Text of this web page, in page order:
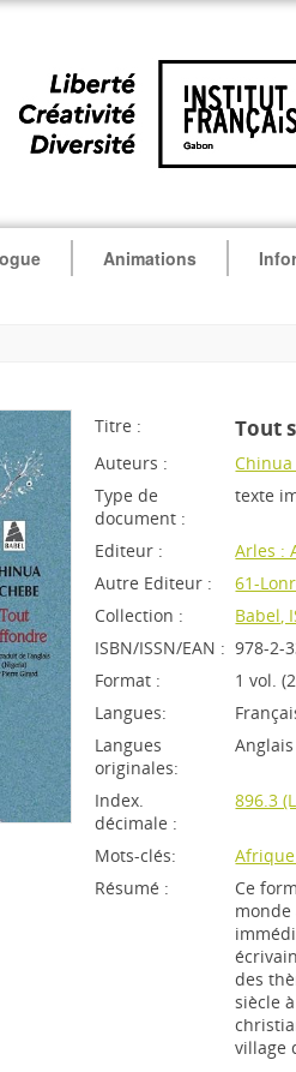
Animations
Titre : Tout
Auteurs :
Type de
document :
texte
Editeur : Arles :
Autre Editeur :
61-
Collection :
Babel,
ISBN/ISSN/EAN : 978-2-
Format :
1 vol.
Langues:
Langues
originales:
Anglais
Index.
décimale :
896.3
Mots-clés:
Résumé :
Ce
des
siècle
village